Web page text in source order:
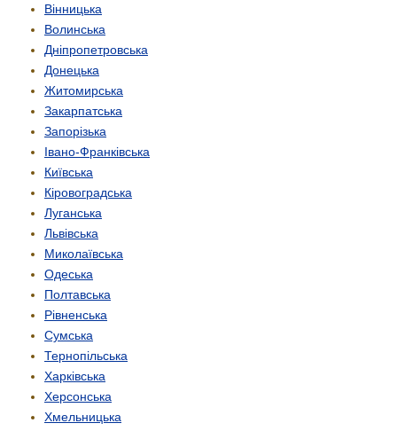
Вінницька
Волинська
Дніпропетровська
Донецька
Житомирська
Закарпатська
Запорізька
Івано-Франківська
Київська
Кіровоградська
Луганська
Львівська
Миколаївська
Одеська
Полтавська
Рівненська
Сумська
Тернопільська
Харківська
Херсонська
Хмельницька